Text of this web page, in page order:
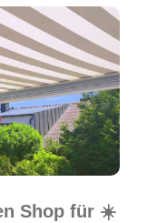
Shop für ☀️